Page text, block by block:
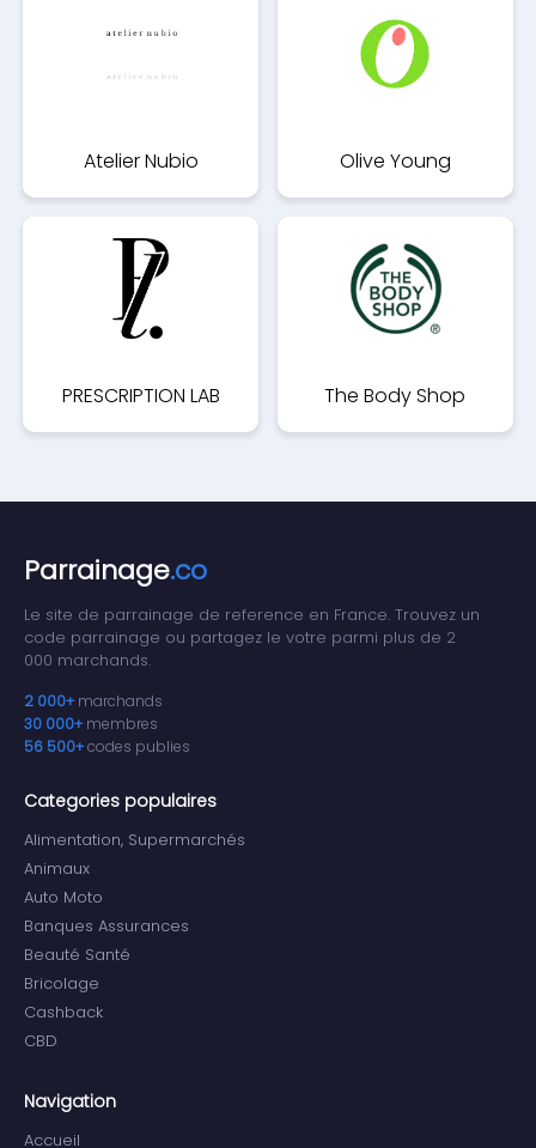
Atelier Nubio Olive Young
PRESCRIPTION LAB The Body Shop
Parrainage.co
Le site de parrainage de reference en France. Trouvez un
code parrainage ou partagez le votre parmi plus de 2
000 marchands.
2 000+ marchands
30 000+ membres
56 500+codes publies
Categories populaires
Alimentation, Supermarchés
Animaux
Auto Moto
Banques Assurances
Beauté Santé
Bricolage
Cashback
CBD
Navigation
Accueil